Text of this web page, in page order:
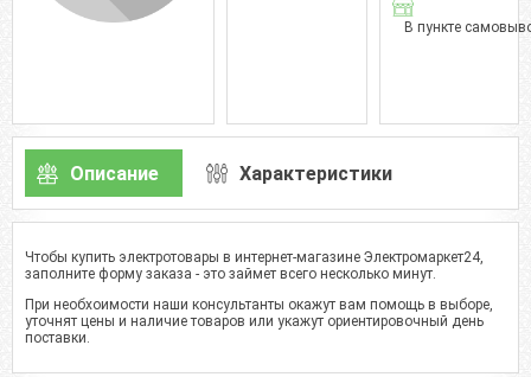
В пункте
Описание Характеристики
Чтобы купить электротовары в интернет-магазине Электромаркет24,
заполните форму заказа - это займет всего несколько минут.
При необхоимости наши консультанты окажут вам помощь в выборе,
уточнят цены и наличие товаров или укажут ориентировочный день
поставки.